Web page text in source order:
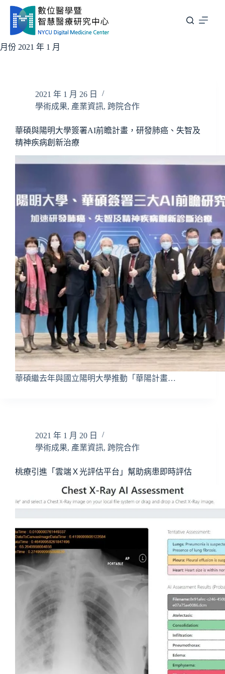
要
月份 2021 年 1 月
2021 年 1 月 26 日
學術成果, 產業資訊, 跨院合作
華碩與陽明大學簽署AI前瞻計畫，研發肺癌、失智及
精神疾病創新治療
華碩繼去年與國立陽明大學推動「華陽計畫…
2021 年 1 月 20 日
學術成果, 產業資訊, 跨院合作
桃療引進「雲端Ｘ光評估平台」幫助病患即時評估